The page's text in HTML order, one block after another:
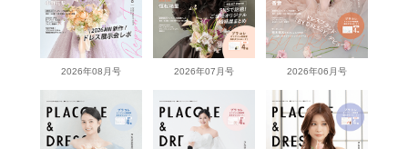
2026年08月号 2026年07月号 2026年06月号